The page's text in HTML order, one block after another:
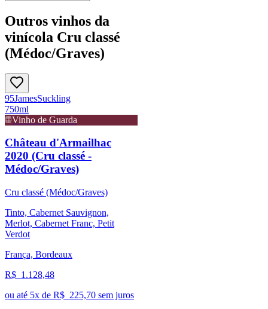
Outros vinhos da
vinícola Cru classé
(Médoc/Graves)
95JamesSuckling
750ml
Vinho de Guarda
Château d'Armailhac
2020 (Cru classé -
Médoc/Graves)
Cru classé (Médoc/Graves)
Tinto, Cabernet Sauvignon,
Merlot, Cabernet Franc, Petit
Verdot
França, Bordeaux
R$ 1.128,48
ou até 5x de R$ 225,70 sem juros